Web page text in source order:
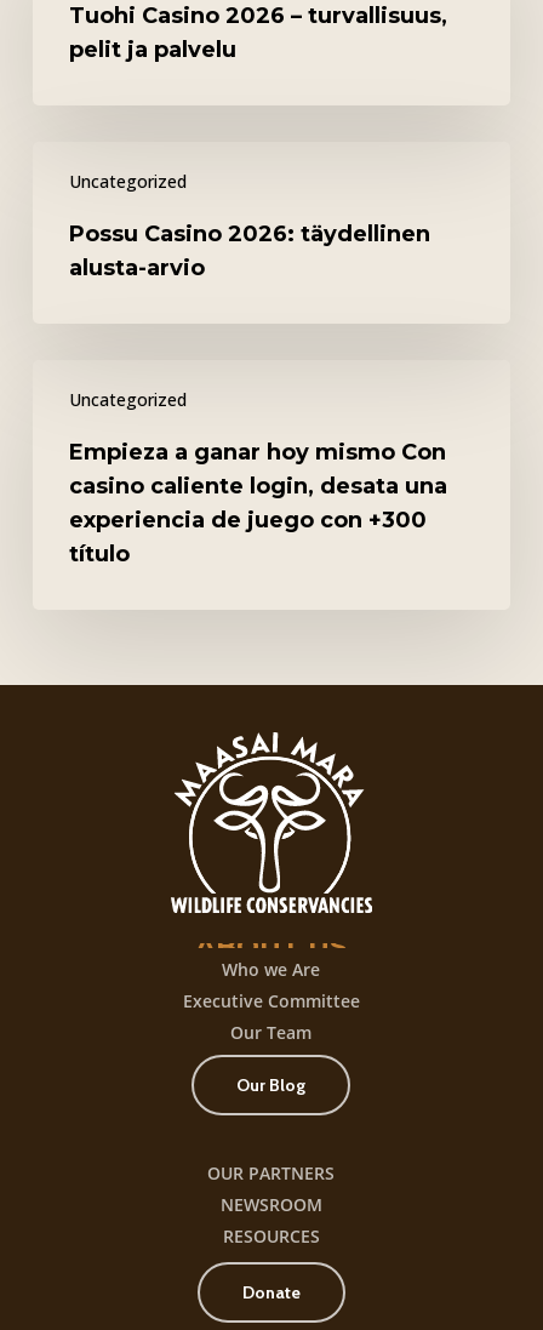
turvallisuus,
Tuohi Casino 2026 – turvallisuus,
pelit ja palvelu
Uncategorized
Casino
alusta-
Possu Casino 2026: täydellinen
alusta-arvio
Uncategorized
mismo
casino
una
Empieza a ganar hoy mismo Con
casino caliente login, desata una
experiencia de juego con +300
título
ABOUT US
Who we Are
Executive Committee
Our Team
Our Blog
OUR PARTNERS
NEWSROOM
RESOURCES
Donate